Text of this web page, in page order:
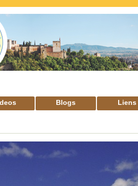
Blogs Liens